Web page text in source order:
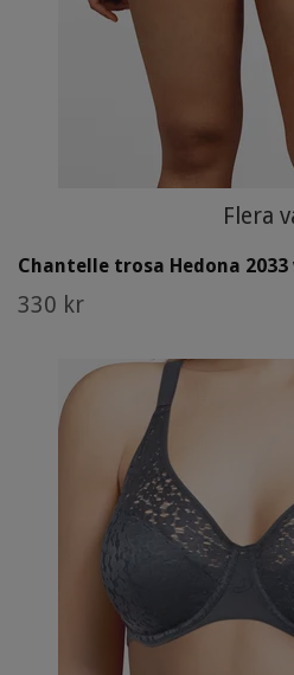
Flera
Chantelle trosa Hedona
330 kr